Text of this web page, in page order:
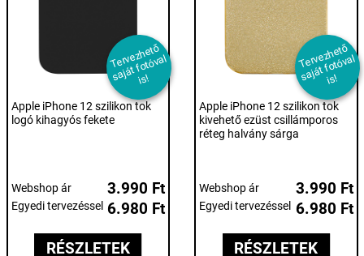
T
er
v
e
z
h
et
ő
s
aj
át f
ot
ó
v
al
i
s!
Apple iPhone 12 szilikon tok
logó kihagyós fekete
Webshop ár 3.990 Ft
Egyedi tervezéssel 6.980 Ft
RÉSZLETEK
T
er
v
e
z
h
et
ő
s
aj
át f
ot
ó
v
al
i
s!
Apple iPhone 12 szilikon tok
kivehető ezüst csillámporos
réteg halvány sárga
Webshop ár 3.990 Ft
Egyedi tervezéssel 6.980 Ft
RÉSZLETEK